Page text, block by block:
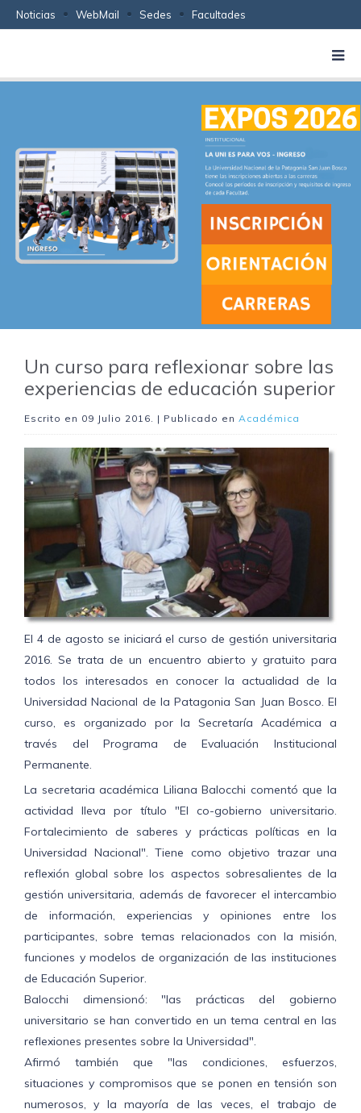
Noticias WebMail Sedes Facultades
Un curso para reflexionar sobre las
experiencias de educación superior
Escrito en 09 Julio 2016. | Publicado en Académica
El 4 de agosto se iniciará el curso de gestión universitaria
2016. Se trata de un encuentro abierto y gratuito para
todos los interesados en conocer la actualidad de la
Universidad Nacional de la Patagonia San Juan Bosco. El
curso, es organizado por la Secretaría Académica a
través del Programa de Evaluación Institucional
Permanente.
La secretaria académica Liliana Balocchi comentó que la
actividad lleva por título "El co-gobierno universitario.
Fortalecimiento de saberes y prácticas políticas en la
Universidad Nacional". Tiene como objetivo trazar una
reflexión global sobre los aspectos sobresalientes de la
gestión universitaria, además de favorecer el intercambio
de información, experiencias y opiniones entre los
participantes, sobre temas relacionados con la misión,
funciones y modelos de organización de las instituciones
de Educación Superior.
Balocchi dimensionó: "las prácticas del gobierno
universitario se han convertido en un tema central en las
reflexiones presentes sobre la Universidad".
Afirmó también que "las condiciones, esfuerzos,
situaciones y compromisos que se ponen en tensión son
numerosos, y la mayoría de las veces, el trabajo de